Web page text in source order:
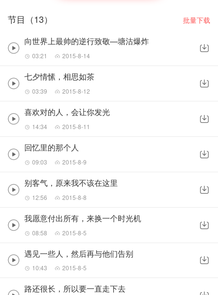
节目（13） 批量下载
向世界上最帅的逆行致敬—塘沽爆炸
03:21 2015-8-14
七夕情愫，相思如茶
03:39 2015-8-12
喜欢对的人，会让你发光
14:34 2015-8-11
回忆里的那个人
09:03 2015-8-9
别客气，原来我不该在这里
12:56 2015-8-8
我愿意付出所有，来换一个时光机
08:58 2015-8-5
遇见一些人，然后再与他们告别
10:43 2015-8-5
路还很长，所以要一直走下去